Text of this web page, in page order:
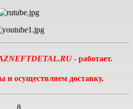
- работает.
и осуществляем доставку.